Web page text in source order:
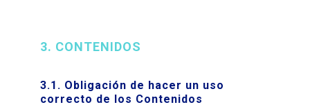
3. CONTENIDOS
3.1. Obligación de hacer un uso
correcto de los Contenidos